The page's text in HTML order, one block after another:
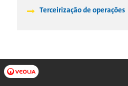
Terceirização de operações